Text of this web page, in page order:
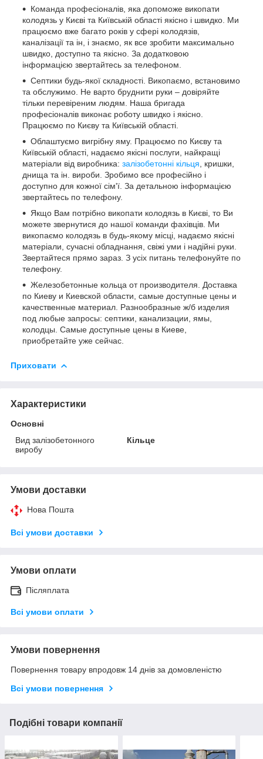
Команда професіоналів, яка допоможе викопати
колодязь у Києві та Київській області якісно і швидко. Ми
працюємо вже багато років у сфері колодязів,
каналізації та ін, і знаємо, як все зробити максимально
швидко, доступно та якісно. За додатковою
інформацією звертайтесь за телефоном.
Септики будь-якої складності. Викопаємо, встановимо
та обслужимо. Не варто бруднити руки – довіряйте
тільки перевіреним людям. Наша бригада
професіоналів виконає роботу швидко і якісно.
Працюємо по Києву та Київській області.
Облаштуємо вигрібну яму. Працюємо по Києву та
Київській області, надаємо якісні послуги, найкращі
матеріали від виробника: залізобетонні кільця , кришки,
днища та ін. вироби. Зробимо все професійно і
доступно для кожної сім'ї. За детальною інформацією
звертайтесь по телефону.
Якщо Вам потрібно викопати колодязь в Києві, то Ви
можете звернутися до нашої команди фахівців. Ми
викопаємо колодязь в будь-якому місці, надаємо якісні
матеріали, сучасні обладнання, свіжі уми і надійні руки.
Звертайтеся прямо зараз. З усіх питань телефонуйте по
телефону.
Железобетонные кольца от производителя. Доставка
по Киеву и Киевской области, самые доступные цены и
качественные материал. Разнообразные ж/б изделия
под любые запросы: септики, канализации, ямы,
колодцы. Самые доступные цены в Киеве,
приобретайте уже сейчас.
Приховати
Характеристики
Основні
Вид залізобетонного
виробу
Кільце
Умови доставки
Нова Пошта
Всі умови доставки
Умови оплати
Післяплата
Всі умови оплати
Умови повернення
Повернення товару впродовж 14 днів за домовленістю
Всі умови повернення
Подібні товари компанії